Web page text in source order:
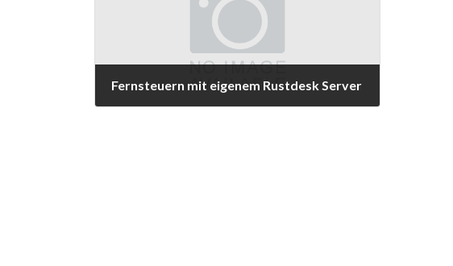
Fernsteuern mit eigenem Rustdesk Server